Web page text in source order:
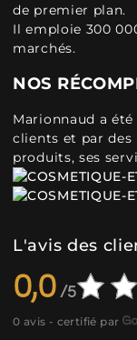
de premier plan.
Il emploie 300
marchés.
NOS
Marionnaud a
clients et par des
produits, ses
L'avis des
0,0
0 avis - certifié par